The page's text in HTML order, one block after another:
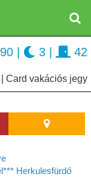
Herkulesfürdő
Card vakációs jegy
3 42